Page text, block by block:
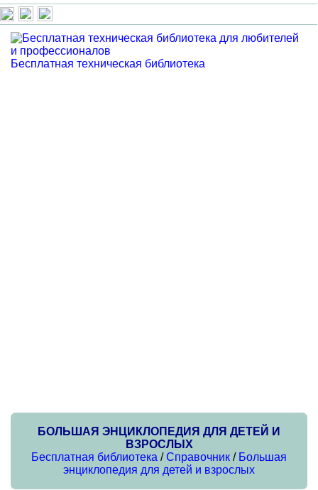
Бесплатная техническая библиотека
БОЛЬШАЯ ЭНЦИКЛОПЕДИЯ ДЛЯ ДЕТЕЙ И
ВЗРОСЛЫХ
Бесплатная библиотека /Справочник / Большая
энциклопедия для детей и взрослых